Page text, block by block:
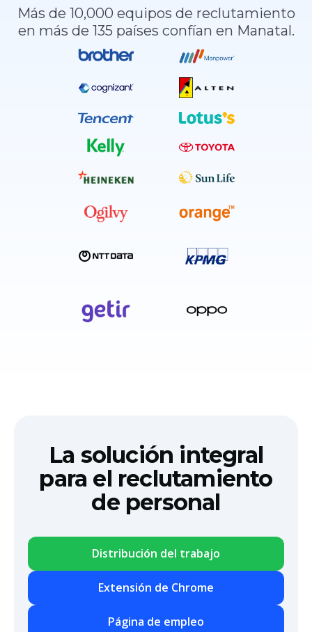
Más de 10,000 equipos de reclutamiento
en más de 135 países confían en Manatal.
La solución integral
para el reclutamiento
de personal
Distribución del trabajo
Extensión de Chrome
Página de empleo